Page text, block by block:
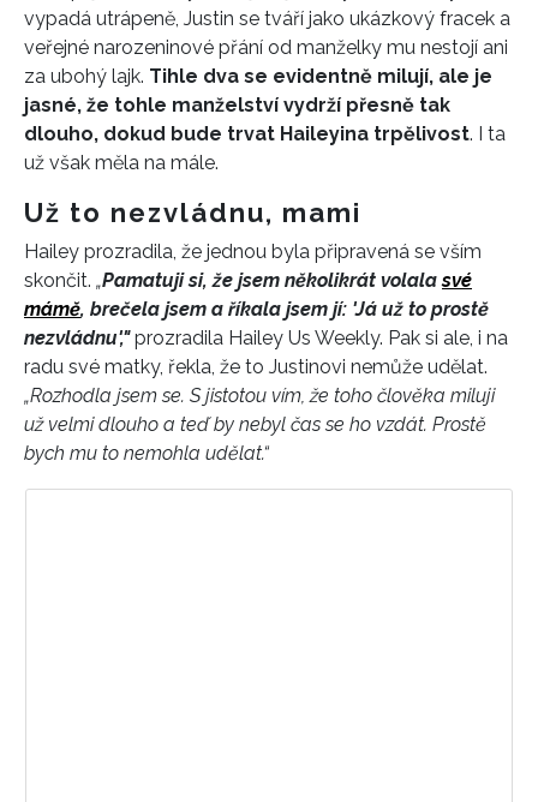
vypadá utrápeně, Justin se tváří jako ukázkový fracek a
veřejné narozeninové přání od manželky mu nestojí ani
za ubohý lajk. Tihle dva se evidentně milují, ale je
jasné, že tohle manželství vydrží přesně tak
dlouho, dokud bude trvat Haileyina trpělivost. I ta
už však měla na mále.
Už to nezvládnu, mami
Hailey prozradila, že jednou byla připravená se vším
skončit. „Pamatuji si, že jsem několikrát volalasvé
mámě, brečela jsem a říkala jsem jí: 'Já už to prostě
nezvládnu',"prozradila Hailey Us Weekly. Pak si ale, i na
radu své matky, řekla, že to Justinovi nemůže udělat.
„Rozhodla jsem se. S jistotou vím, že toho člověka miluji
už velmi dlouho a teď by nebyl čas se ho vzdát. Prostě
bych mu to nemohla udělat.“